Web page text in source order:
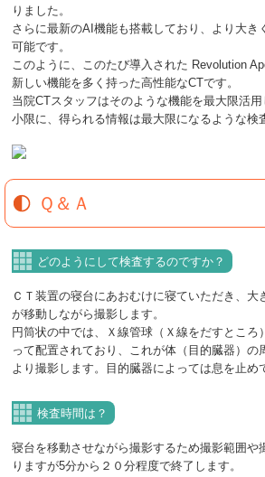
りました。
さらに最新のAI機能も搭載しており、より大き
可能です。
このように、このたび導入された Revolution
新しい機能を多く持った高性能なCTです。
当院CTスタッフはそのような機能を最大限活
小限に、得られる情報は最大限になるような検
Ｑ＆Ａ
どのようにして検査するのですか？
ＣＴ装置の寝台にあおむけに寝ていただき、大
が移動しながら撮影します。
円筒状の中では、Ｘ線管球（Ｘ線をだすところ
って配置されており、これが体（目的臓器）の
より撮影します。目的臓器によっては息を止め
検査時間は？
寝台を移動させながら撮影するため撮影範囲や
りますが5分から２０分程度で終了します。